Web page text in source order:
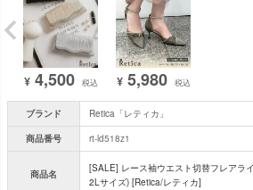
¥ 4,500 税込 ¥ 5,980 税込
ブランド
Retica「レティカ」
商品番号
rt-ld518z1
商品名
[SALE] レース袖ウエスト切替フレアラ
2Lサイズ) [Retica/レティカ]